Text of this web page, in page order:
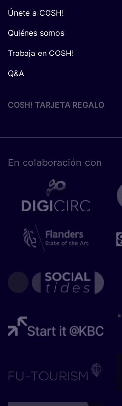
Únete a COSH!
Quiénes somos
Trabaja en COSH!
Q&A
COSH! TARJETA REGALO
En cola­bo­ra­ción con